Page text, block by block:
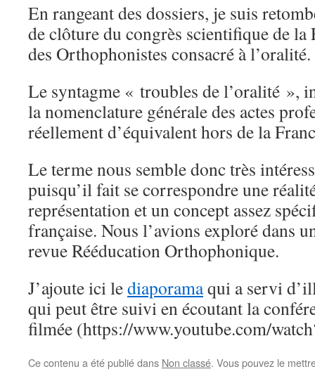
En rangeant des dossiers, je suis
de clôture du congrès scientifique de la
des Orthophonistes consacré à l’oralité.
Le syntagme « troubles de l’oralité »,
la nomenclature générale des actes
réellement d’équivalent hors de la
Le terme nous semble donc très
puisqu’il fait se correspondre une
représentation et un concept assez
française. Nous l’avions exploré dans
revue Rééducation Orthophonique.
J’ajoute ici lediaporamaqui a servi
qui peut être suivi en écoutant la
filmée (https://www.youtube.com/
Ce contenu a été publié dans Non classé. Vous pouvez le